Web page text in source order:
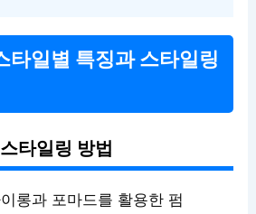
타일별 특징과 스타일링
타일링 방법
롱과 포마드를 활용한 펌